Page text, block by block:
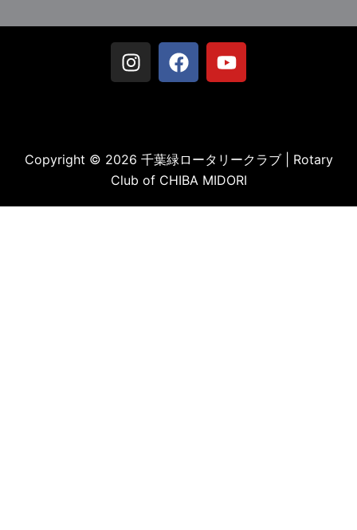
Copyright © 2026 千葉緑ロータリークラブ | Rotary
Club of CHIBA MIDORI